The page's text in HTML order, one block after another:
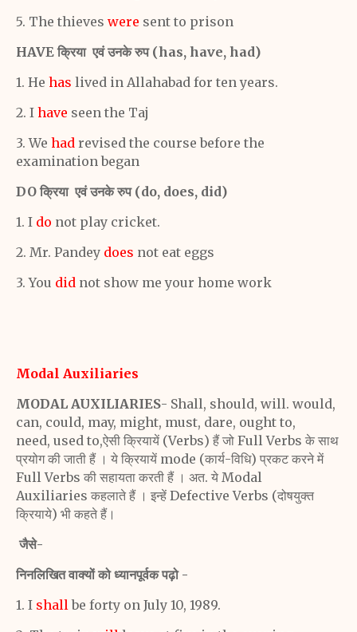
5. The thieves were sent to prison
HAVEक्रिया एवं उनके रुप(has, have, had)
1. He has lived in Allahabad for ten years.
2. I have seen the Taj
3. We had revised the course before the
examinationbegan
DOक्रिया एवं उनके रुप(do, does, did)
1. I do not play cricket.
2. Mr. Pandey does not eat eggs
3. You did not show me your home work
Modal Auxiliaries
MODAL AUXILIARIES- Shall, should, will. would,
can, could, may, might, must, dare, ought to,
need, used to,ऐसी क्रियायें (Verbs) हैं जो Full Verbs के साथ
प्रयोगकी जाती हैं । ये क्रियायें mode (कार्य-विधि) प्रकट करने में
FullVerbs की सहायता करती हैं । अत. ये Modal
Auxiliaries कहलाते हैं । इन्हें Defective Verbs (दोषयुक्त
क्रियाये) भी कहतेहैं।
जैसे-
निनलिखित वाक्यों को ध्यानपूर्वक पढ़ो -
1. I shall be forty on July 10, 1989.